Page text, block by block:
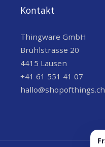
Kontakt
Thingware GmbH
Brühlstrasse 20
4415 Lausen
+41 61 551 41 07
hallo@shopofthings.ch